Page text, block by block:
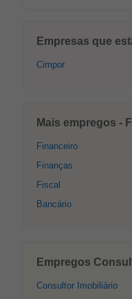
Empresas que
Cimpor
Mais empregos -
Financeiro
Finanças
Fiscal
Bancário
Empregos
Consultor Imobiliário